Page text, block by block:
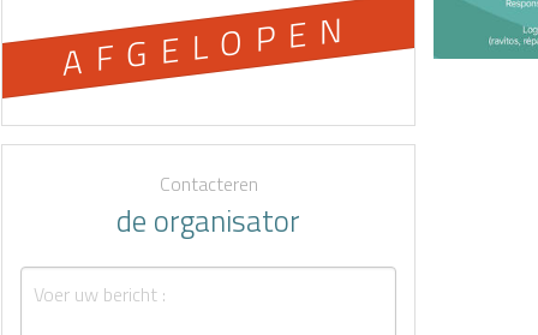
AFGELOPEN
Contacteren
de organisator